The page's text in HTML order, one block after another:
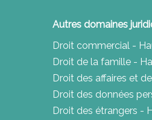
Autres domaines
Droit commercial -
Droit de la famille -
Droit des affaires et
Droit des données
Droit des étrangers -